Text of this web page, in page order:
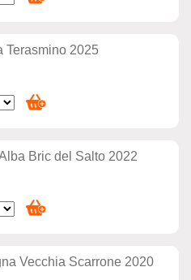
Terasmino 2025
Bric del Salto 2022
Vecchia Scarrone 2020